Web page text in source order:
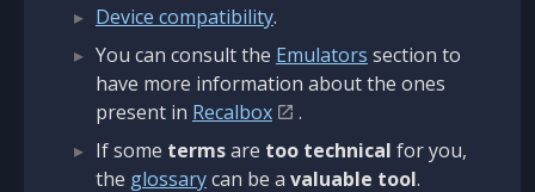
Device compatibility.
You can consult the Emulators section to
have more information about the ones
present in Recalbox
.
If some termsare too technical for you,
the glossarycan be a valuable tool.